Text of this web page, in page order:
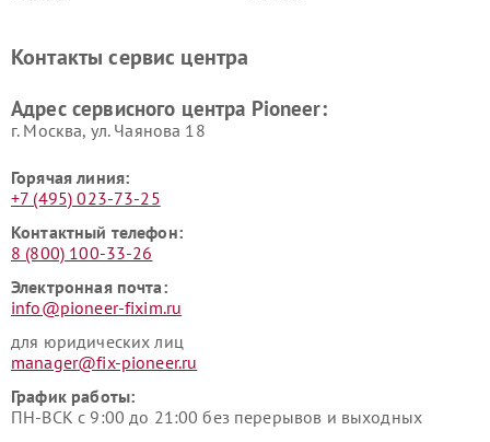
Контакты сервис центра
Адрес сервисного центра Pioneer:
г. Москва, ул. Чаянова 18
Горячая линия:
+7 (495) 023-73-25
Контактный телефон:
8 (800) 100-33-26
Электронная почта:
info@pioneer-fixim.ru
для юридических лиц
manager@fix-pioneer.ru
График работы:
ПН-ВСК с 9:00 до 21:00 без перерывов и выходных